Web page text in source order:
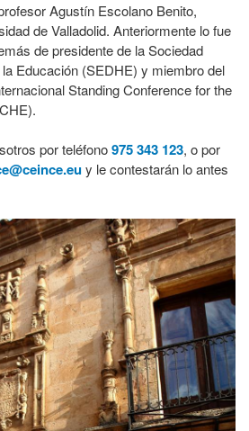
Agustín Escolano Benito,
de Valladolid. Anteriormente lo fue
de presidente de la Sociedad
Educación (SEDHE) y miembro del
Standing Conference for the
por teléfono975 343 123, o por
y le contestarán lo antes